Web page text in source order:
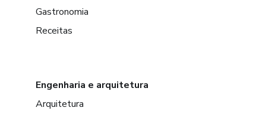
Gastronomia
Receitas
Engenharia e arquitetura
Arquitetura